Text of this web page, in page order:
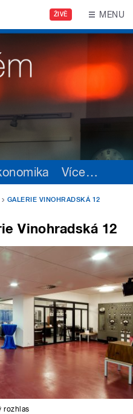
ŽIVĚ MENU
Více…
GALERIE VINOHRADSKÁ 12
Vinohradská 12
rozhlas